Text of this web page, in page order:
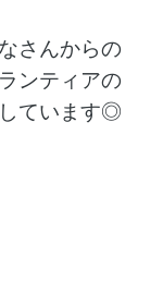
さんからの
ンティアの
ています◎